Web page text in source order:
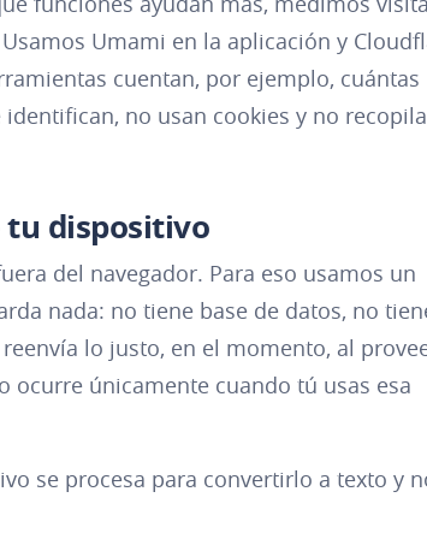
Umami en la aplicación y
cuentan, por ejemplo, cuántas
no usan cookies y no
tu dispositivo
del navegador. Para eso usamos un
nada: no tiene base de datos, no
lo justo, en el momento, al
ocurre únicamente cuando tú usas esa
se procesa para convertirlo a texto y